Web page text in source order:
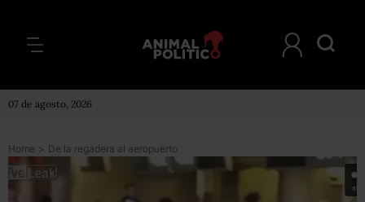
07 de agosto, 2026
Home > De la regadera al aeropuerto